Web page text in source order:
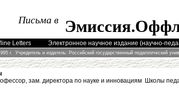
Письма в Эмиссия.
Letters Электронное научное издание (научно-
г. Учредитель и издатель: Российский государственный педагогический
зам. директора по науке и инновациям Школы